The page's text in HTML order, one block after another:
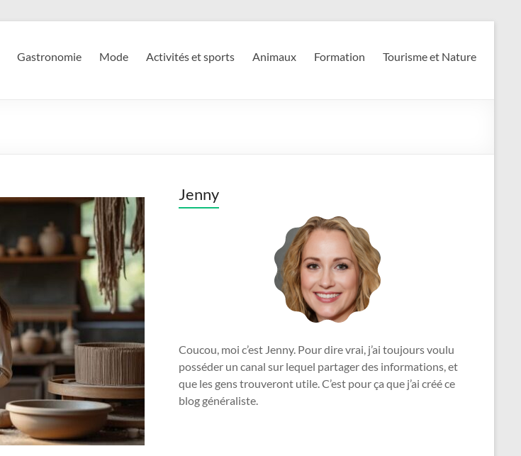
Gastronomie Mode Activités et sports Animaux Formation Tourisme et Nature
Jenny
Coucou, moi c’est Jenny. Pour dire vrai, j’ai toujours voulu
posséder un canal sur lequel partager des informations, et
que les gens trouveront utile. C’est pour ça que j’ai créé ce
blog généraliste.